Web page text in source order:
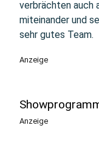
verbrächten auch
miteinander und
sehr gutes Team.
Anzeige
Anzeige